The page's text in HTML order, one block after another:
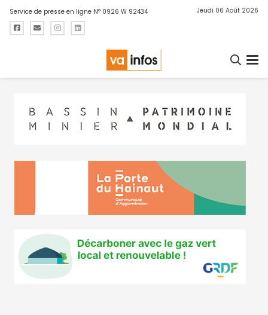
Service de presse en ligne N° 0926 W 92434 Jeudi 06 Août 2026